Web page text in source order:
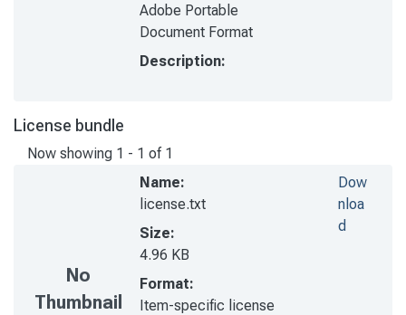
Adobe Portable
Document Format
Description:
License bundle
Now showing 1 - 1 of 1
No
Thumbnail
Name:
license.txt
Size:
4.96 KB
Format:
Item-specific license
Dow
nloa
d